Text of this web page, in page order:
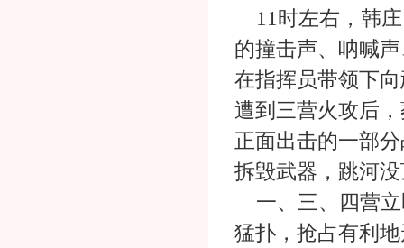
11时左右，韩庄
的撞击声、呐喊
在指挥员带领下
遭到三营火攻后
正面出击的一部
拆毁武器，跳河
一、三、四营立
猛扑，抢占有利